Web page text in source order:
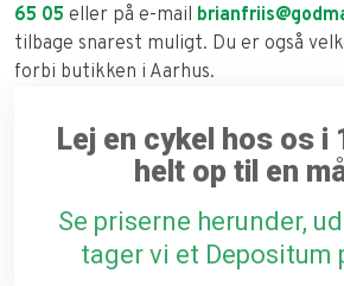
65 05 eller på e-mail
tilbage snarest muligt. Du er også
forbi butikken i Aarhus.
Lej en cykel hos os i
helt op til en
Se priserne herunder,
tager vi et Depositum